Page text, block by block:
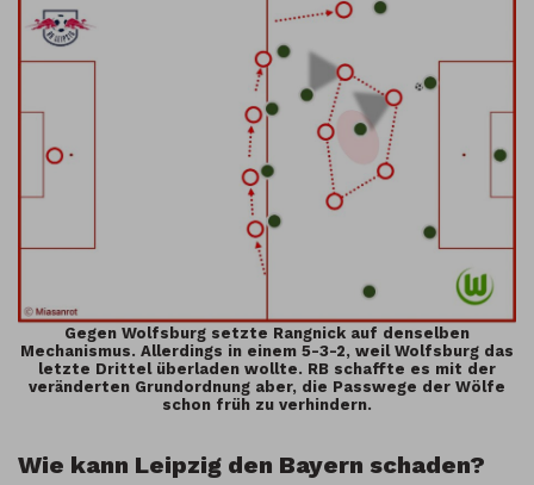
Gegen Wolfsburg setzte Rangnick auf denselben
Mechanismus. Allerdings in einem 5-3-2, weil Wolfsburg das
letzte Drittel überladen wollte. RB schaffte es mit der
veränderten Grundordnung aber, die Passwege der Wölfe
schon früh zu verhindern.
Wie kann Leipzig den Bayern schaden?